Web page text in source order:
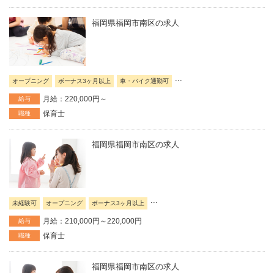
福岡県福岡市南区の求人
オープニング ボーナス3ヶ月以上 車・バイク通勤可 ...
給与 月給：220,000円～
職種 保育士
福岡県福岡市南区の求人
未経験可 オープニング ボーナス3ヶ月以上
給与 月給：210,000円～220,000円
職種 保育士
福岡県福岡市南区の求人